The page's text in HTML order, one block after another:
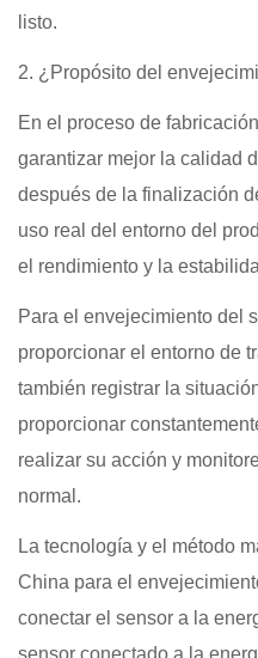
listo.
2. ¿Propósito del
En el proceso de
garantizar mejor la calidad
después de la finalización
uso real del entorno del
el rendimiento y la
Para el envejecimiento del
proporcionar el entorno de
también registrar la
proporcionar
realizar su acción y
normal.
La tecnología y el método
China para el
conectar el sensor a la